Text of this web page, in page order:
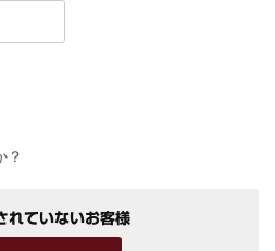
？
れていないお客様